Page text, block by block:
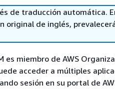
de traducción automática.
de inglés,
miembro de AWS
acceder a múltiples
sesión en su portal de